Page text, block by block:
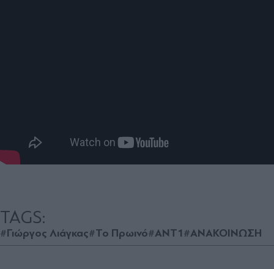
TAGS:
#Γιώργος Λιάγκας#Το Πρωινό#ANT1#ΑΝΑΚΟΙΝΩΣΗ